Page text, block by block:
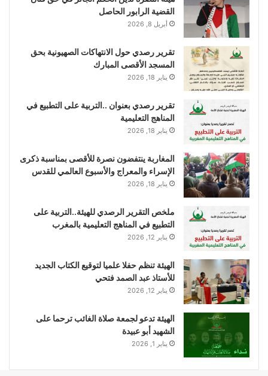
القضية الرابور الحاصل
أبريل 8, 2026
تقرير رصدي حول الانتهاكات الصهيونية بحق
المسجد الأقصى المبارك
يناير 18, 2026
تقرير رصدي بعنوان ..التربية على التطبيع في
المناهج التعليمية
يناير 18, 2026
المغاربة ينتفضون نصرة للأقصى بمناسبة ذكرى
الإسراء والمعراج والأسبوع العالمي للقدس
يناير 18, 2026
ملخص التقرير الرصدي للهيئة..التربية على
التطبيع في المناهج التعليمية بالمغرب
يناير 12, 2026
الهيئة تنظم حفلا علميا لتوقيع الكتاب الجديد
للأستاذ عبد الصمد فتحي
يناير 12, 2026
الهيئة تدعو لجمعة صلاة الغائب ترحما على
الشهيد أبو عبيدة
يناير 1, 2026